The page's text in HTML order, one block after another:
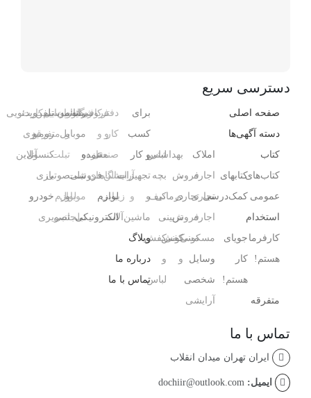
دسترسی سریع
صفحه اصلی
دسته آگهی‌ها
کتاب
کتاب‌های
عمومی
کتابهای
کمک‌درسی
استخدام
کارفرما
هستم!
جویای
کار
هستم!
متفرقه
املاک
اجاره
تجاری
اجاره
مسکونی
فروش
تجاری
فروش
مسکونی
وسایل
شخصی
آرایشی ،
بهداشتی
،
درمانی
تزیینی
کفش
و
لباس
بچه
کیف
،
کفش
و
لباس
برای
کسب
و کار
تجهیزات
و
ماشین‌آلات
آرایشگاه
و
سالن‌های
زیبایی
دفتر
کار
صنعتی
فروشگاه
و
مغازه
کافی‌شاپ
و
رستوران
عمده
فروشی
لوازم
الکترونیکی
رایانه
موبایل
و
تبلت
موبایل
تبلت
لوازم
جانبی
موبایل
و
تبلت
سیم‌کارت
متفرقه
صوتی
و
تصویری
تلفن
رومیزی
کنسول،
بازی‌
ویدئویی
و
آنلاین
خودرو
وبلاگ
درباره ما
تماس با ما
تماس با ما
ایران تهران میدان انقلاب
ایمیل: dochiir@outlook.com